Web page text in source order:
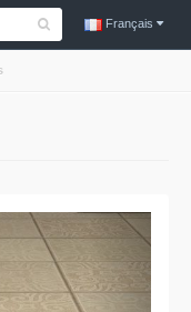
Français